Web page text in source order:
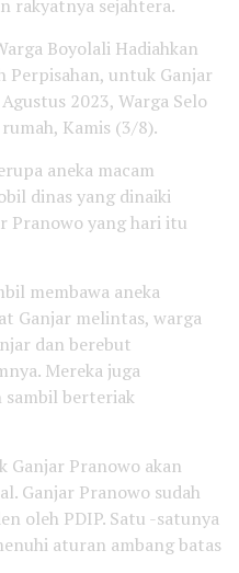
rakyatnya sejahtera.
Boyolali Hadiahkan
Perpisahan, untuk Ganjar
2023, Warga Selo
Kamis (3/8).
aneka macam
dinas yang dinaiki
Pranowo yang hari itu
membawa aneka
Ganjar melintas, warga
dan berebut
Mereka juga
sambil berteriak
Ganjar Pranowo akan
Ganjar Pranowo sudah
oleh PDIP. Satu -satunya
aturan ambang batas